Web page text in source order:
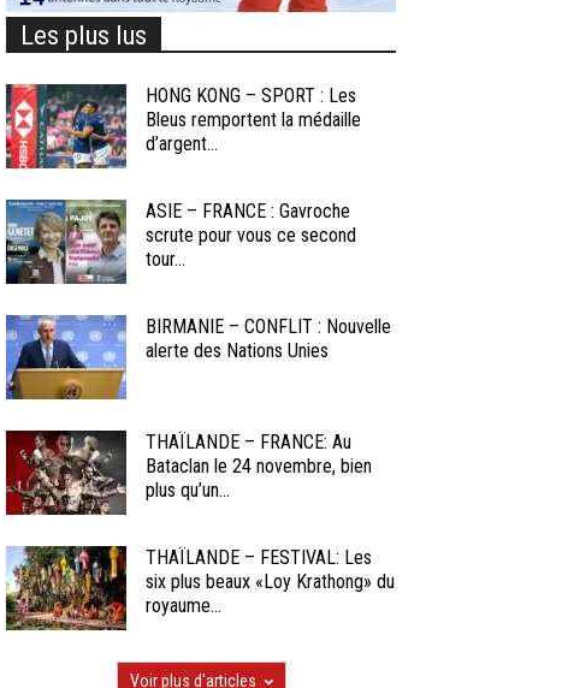
Les plus lus
HONG KONG – SPORT : Les
Bleus remportent la médaille
d’argent...
ASIE – FRANCE : Gavroche
scrute pour vous ce second
tour...
BIRMANIE – CONFLIT : Nouvelle
alerte des Nations Unies
THAÏLANDE – FRANCE: Au
Bataclan le 24 novembre, bien
plus qu’un...
THAÏLANDE – FESTIVAL: Les
six plus beaux «Loy Krathong» du
royaume...
Voir plus d'articles